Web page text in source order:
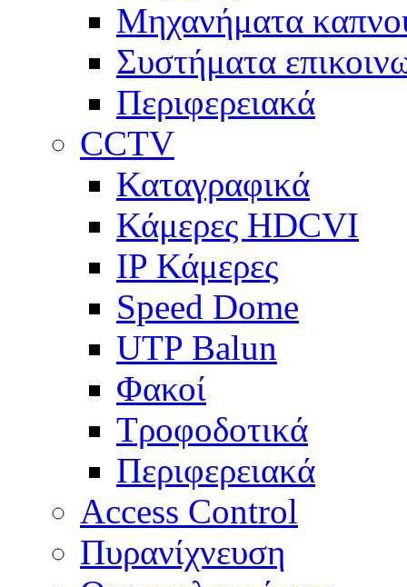
Μηχανήματα
Συστήματα
Περιφερειακά
CCTV
Καταγραφικά
Κάμερες HDCVI
IP Κάμερες
Speed Dome
UTP Balun
Φακοί
Τροφοδοτικά
Περιφερειακά
Access Control
Πυρανίχνευση